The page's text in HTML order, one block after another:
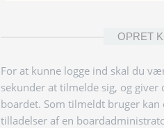
OPRET
For at kunne logge ind skal du
sekunder at tilmelde sig, og
boardet. Som tilmeldt bruger
tilladelser af en